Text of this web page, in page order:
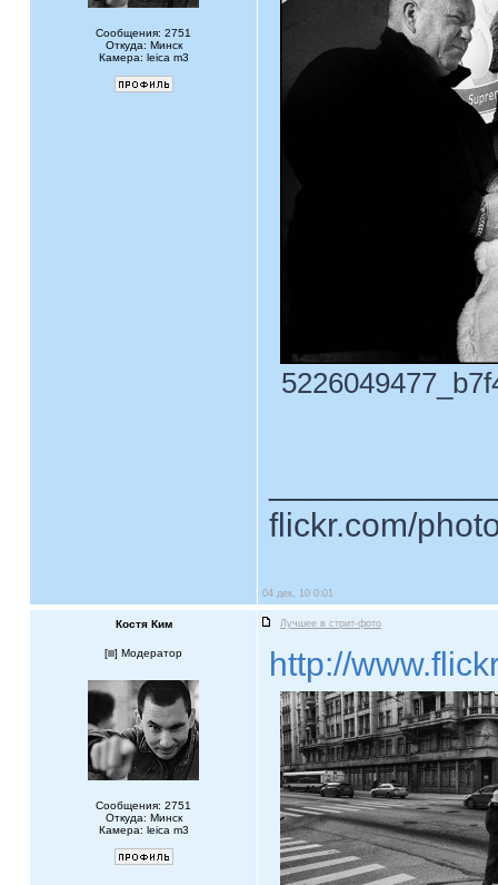
Сообщения: 2751
Откуда: Минск
Камера: leica m3
flickr.com/
04 дек, 10 0:01
Костя Ким Лучшее в стрит-фото
[ ] Модератор
Сообщения: 2751
Откуда: Минск
Камера: leica m3
http://